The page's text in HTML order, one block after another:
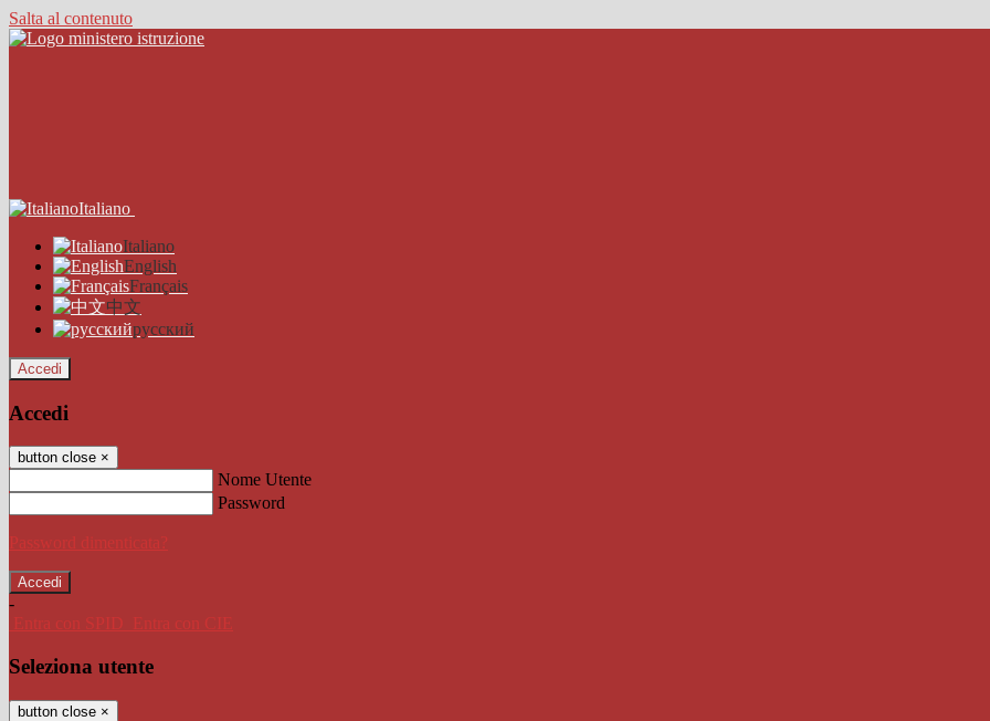
Salta al contenuto
Italiano
Italiano
English
Français
中文
русский
Accedi
Accedi
button close ×
Nome Utente
Password
Password dimenticata?
-
Entra con SPID
Entra con CIE
Seleziona utente
button close ×